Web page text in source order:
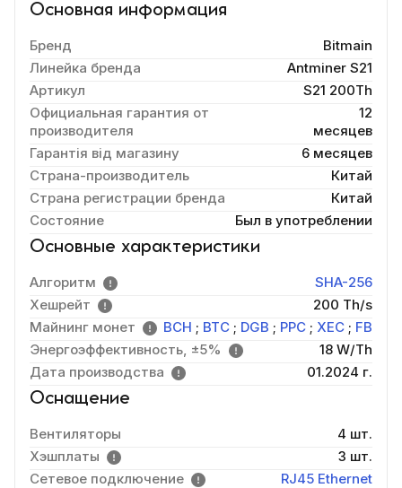
Основная информация
Бренд
Bitmain
Линейка бренда
Antminer S21
Артикул
S21 200Th
Официальная гарантия от
производителя
12
месяцев
Гарантія від магазину
6 месяцев
Страна-производитель
Китай
Страна регистрации бренда
Китай
Состояние
Был в употреблении
Основные характеристики
Алгоритм
SHA-256
Хешрейт
200 Th/s
Майнинг монет
BCH ; BTC ; DGB ; PPC ; XEC ; FB
Энергоэффективность, ±5%
18 W/Th
Дата производства
01.2024 г.
Оснащение
Вентиляторы
4 шт.
Хэшплаты
3 шт.
Сетевое подключение
RJ45 Ethernet